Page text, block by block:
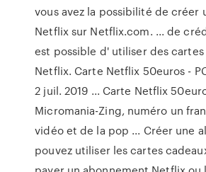
vous avez la possibilité de créer
Netflix sur Netflix.com. ... de
est possible d' utiliser des cartes
Netflix. Carte Netflix 50euros -
2 juil. 2019 ... Carte Netflix
Micromania-Zing, numéro un
vidéo et de la pop ... Créer une
pouvez utiliser les cartes